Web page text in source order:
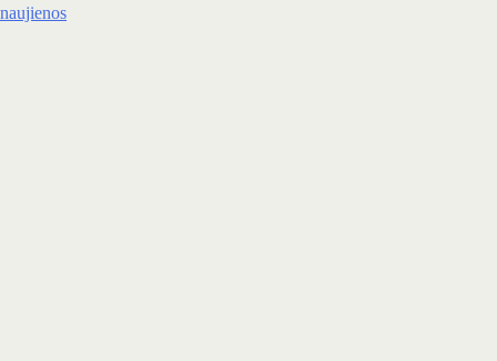
naujienos